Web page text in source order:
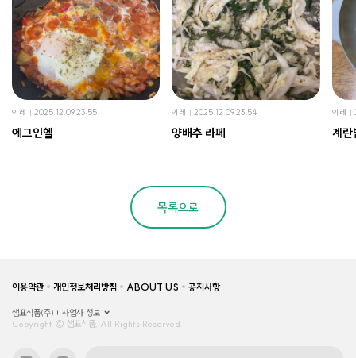
이레 2025.12.09 23:55
에그인헬
이레 2025.12.09 23:54
양배추 라페
이레
계란
목록으로
이용약관 개인정보처리방침 ABOUT US 공지사항
샘표식품(주)
사업자 정보
Copyright © 샘표식품, All Rights Reserved.